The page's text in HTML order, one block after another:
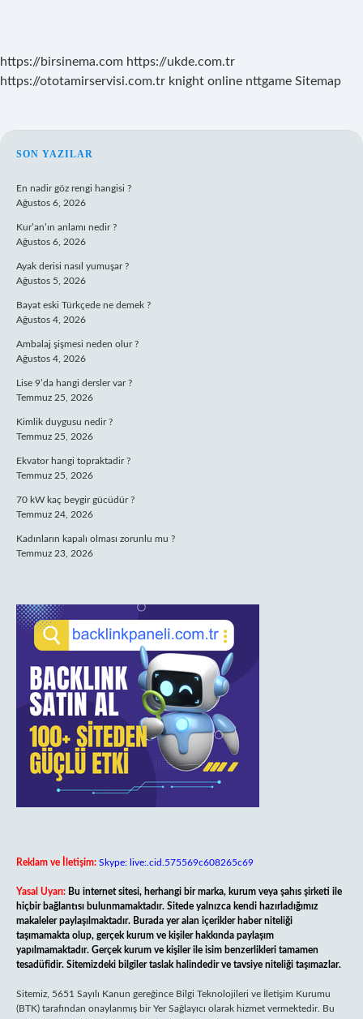
https://birsinema.com https://ukde.com.tr
https://ototamirservisi.com.tr knight online nttgame Sitemap
SIDEBAR
SON YAZILAR
En nadir göz rengi hangisi ?
Ağustos 6, 2026
Kur’an’ın anlamı nedir ?
Ağustos 6, 2026
Ayak derisi nasıl yumuşar ?
Ağustos 5, 2026
Bayat eski Türkçede ne demek ?
Ağustos 4, 2026
Ambalaj şişmesi neden olur ?
Ağustos 4, 2026
Lise 9’da hangi dersler var ?
Temmuz 25, 2026
Kimlik duygusu nedir ?
Temmuz 25, 2026
Ekvator hangi topraktadir ?
Temmuz 25, 2026
70 kW kaç beygir gücüdür ?
Temmuz 24, 2026
Kadınların kapalı olması zorunlu mu ?
Temmuz 23, 2026
Reklam ve İletişim: Skype: live:.cid.575569c608265c69
Yasal Uyarı: Bu internet sitesi, herhangi bir marka, kurum veya şahıs şirketi ile
hiçbir bağlantısı bulunmamaktadır. Sitede yalnızca kendi hazırladığımız
makaleler paylaşılmaktadır. Burada yer alan içerikler haber niteliği
taşımamakta olup, gerçek kurum ve kişiler hakkında paylaşım
yapılmamaktadır. Gerçek kurum ve kişiler ile isim benzerlikleri tamamen
tesadüfidir. Sitemizdeki bilgiler taslak halindedir ve tavsiye niteliği taşımazlar.
Sitemiz, 5651 Sayılı Kanun gereğince Bilgi Teknolojileri ve İletişim Kurumu
(BTK) tarafından onaylanmış bir Yer Sağlayıcı olarak hizmet vermektedir. Bu